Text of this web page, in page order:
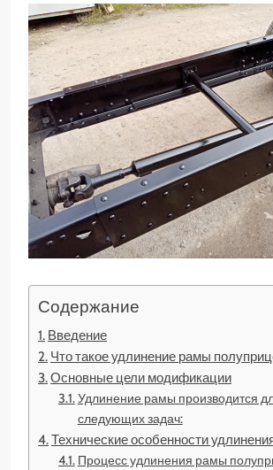
Содержание
Введение
Что такое удлинение рамы
Основные цели модификации
Удлинение рамы производится
следующих задач:
Технические особенности
Процесс удлинения рамы